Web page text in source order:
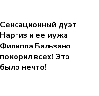
Сенсационный дуэт
Наргиз и ее мужа
Филиппа Бальзано
покорил всех! Это
было нечто!